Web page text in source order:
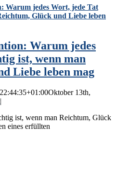
Warum jedes Wort, jede Tat
Glück und Liebe leben
Warum jedes
ist, wenn man
Liebe leben mag
Oktober 13th,
|
ist, wenn man Reichtum, Glück
eines erfüllten